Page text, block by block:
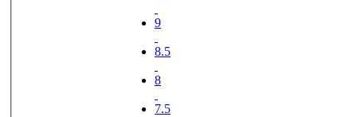
9
8.5
8
7.5